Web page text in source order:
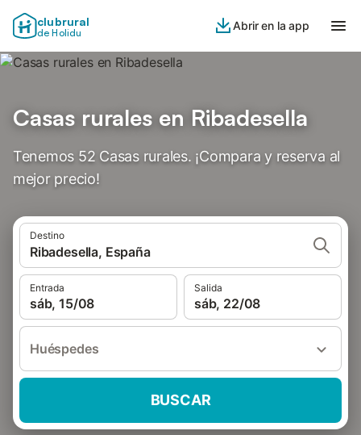
clubrural
de Holidu
Abrir en la app
Casas rurales en Ribadesella
Tenemos 52 Casas rurales. ¡Compara y reserva al
mejor precio!
Destino
Ribadesella, España
Entrada
sáb, 15/08
Salida
sáb, 22/08
Huéspedes
BUSCAR